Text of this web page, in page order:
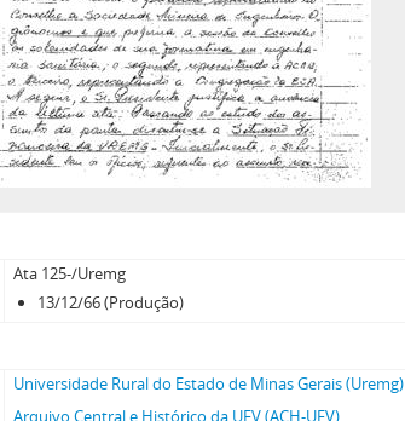
Ata 125-/Uremg
13/12/66 (Produção)
Universidade Rural do Estado de Minas Gerais (Uremg)
Arquivo Central e Histórico da UFV (ACH-UFV)